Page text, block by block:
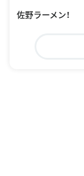
佐野ラーメン！